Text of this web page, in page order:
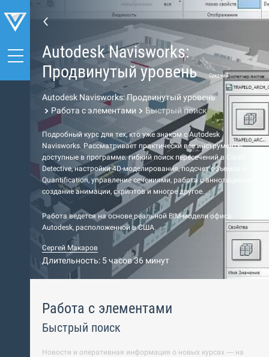
Autodesk Navisworks:
Продвинутый уровень
Средний
Autodesk Navisworks: Продвинутый уровень
Работа с элементами
Быстрый поиск
Подробный курс для тех, кто уже знаком с Autodesk
Navisworks. Рассматривает практически все инструменты,
доступные в программе: гибкий поиск пересечений в Clash
Detective, настройки 4D-моделирования, подсчет объемов в
Quantification, управление сечениями, работа с аннотациями,
создание анимации, скриптов и многое другое.
Работа ведется на основе реальной BIM-модели офиса
Autodesk, расположенной в США.
Сергей Макаров
Длительность: 5 часов 36 минут
Работа с элементами
Быстрый поиск
Новости и оперативная информация о новых курсах — на